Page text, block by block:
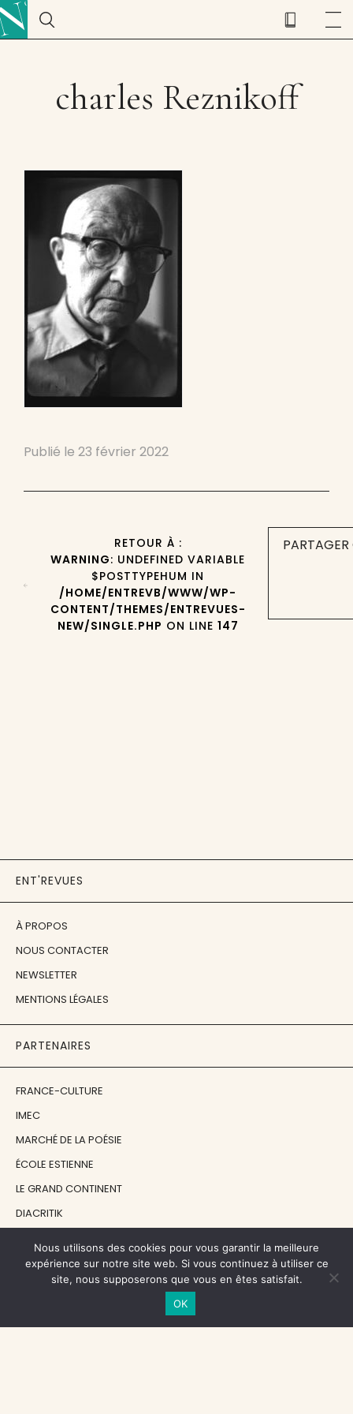
charles Reznikoff
Publié le 23 février 2022
RETOUR À :
WARNING: UNDEFINED VARIABLE
$POSTTYPEHUM IN
/HOME/ENTREVB/WWW/WP-
CONTENT/THEMES/ENTREVUES-
NEW/SINGLE.PHP ON LINE 147
ENT'REVUES
À PROPOS
NOUS CONTACTER
NEWSLETTER
MENTIONS LÉGALES
PARTENAIRES
FRANCE-CULTURE
IMEC
MARCHÉ DE LA POÉSIE
ÉCOLE ESTIENNE
LE GRAND CONTINENT
DIACRITIK
NOS SOUTIENS
CENTRE NATIONAL DU LIVRE
Nous utilisons des cookies pour vous garantir la meilleure
expérience sur notre site web. Si vous continuez à utiliser ce
site, nous supposerons que vous en êtes satisfait.
OK